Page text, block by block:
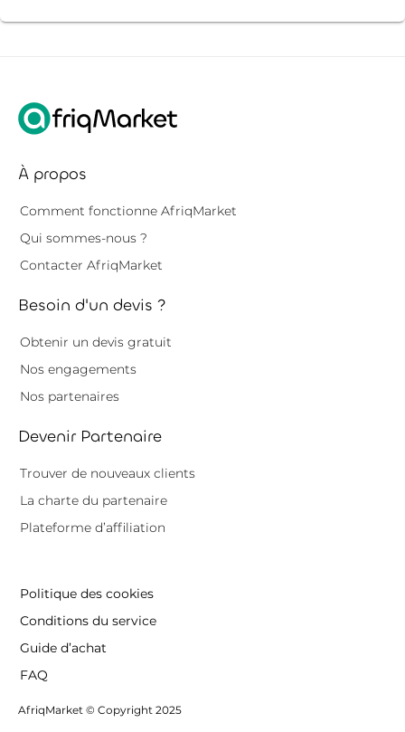
À propos
Comment fonctionne AfriqMarket
Qui sommes-nous ?
Contacter AfriqMarket
Besoin d'un devis ?
Obtenir un devis gratuit
Nos engagements
Nos partenaires
Devenir Partenaire
Trouver de nouveaux clients
La charte du partenaire
Plateforme d’affiliation
Politique des cookies
Conditions du service
Guide d’achat
FAQ
AfriqMarket © Copyright 2025